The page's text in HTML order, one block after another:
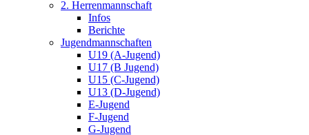
2. Herrenmannschaft
Infos
Berichte
Jugendmannschaften
U19 (A-Jugend)
U17 (B Jugend)
U15 (C-Jugend)
U13 (D-Jugend)
E-Jugend
F-Jugend
G-Jugend